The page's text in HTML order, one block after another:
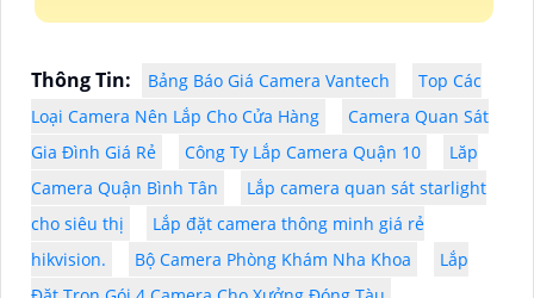
Thông Tin: Bảng Báo Giá Camera Vantech
Top Các
Loại Camera Nên Lắp Cho Cửa Hàng
Camera Quan Sát
Gia Đình Giá Rẻ
Công Ty Lắp Camera Quận 10
Lăp
Camera Quận Bình Tân
Lắp camera quan sát starlight
cho siêu thị
Lắp đặt camera thông minh giá rẻ
hikvision.
Bộ Camera Phòng Khám Nha Khoa
Lắp